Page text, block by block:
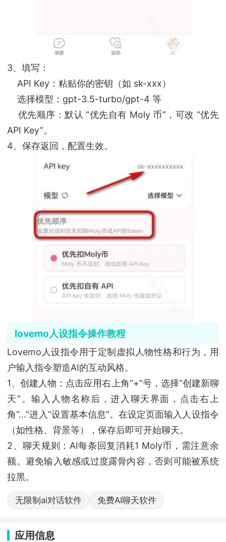
3、填写：
API Key：粘贴你的密钥（如 sk-xxx）
选择模型：gpt-3.5-turbo/gpt-4 等
优先顺序：默认 “优先自有 Moly 币”，可改 “优先
API Key”。
4、保存返回，配置生效。
lovemo人设指令操作教程
Lovemo人设指令用于定制虚拟人物性格和行为，用
户输入指令塑造AI的互动风格。
1、创建人物：点击应用右上角“+”号，选择“创建新聊
天”。输入人物名称后，进入聊天界面，点击右上
角“…”进入“设置基本信息”。在设定页面输入人设指令
（如性格、背景等），保存后即可开始聊天。
2、聊天规则：AI每条回复消耗1 Moly币，需注意余
额。避免输入敏感或过度露骨内容，否则可能被系统
拉黑。
无限制ai对话软件 免费AI聊天软件
应用信息